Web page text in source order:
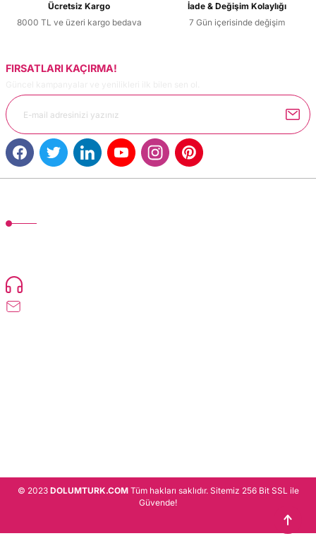
Ücretsiz Kargo
8000 TL ve üzeri kargo bedava
İade & Değişim Kolaylığı
7 Gün içerisinde değişim
FIRSATLARI KAÇIRMA!
© 2023 DOLUMTURK.COMTüm hakları saklıdır. Sitemiz 256 Bit SSL ile
Güvende!